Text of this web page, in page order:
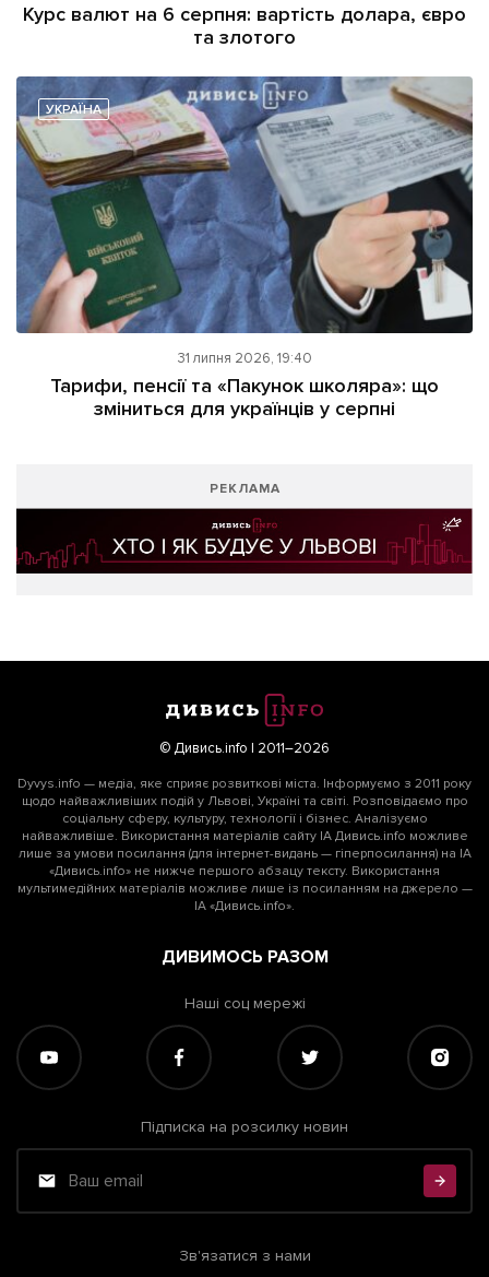
Курс валют на 6 серпня: вартість долара, євро
та злотого
УКРАЇНА
31 липня 2026, 19:40
Тарифи, пенсії та «Пакунок школяра»: що
зміниться для українців у серпні
РЕКЛАМА
© Дивись.info | 2011–2026
Dyvys.info — медіа, яке сприяє розвиткові міста. Інформуємо з 2011 року
щодо найважливіших подій у Львові, Україні та світі. Розповідаємо про
соціальну сферу, культуру, технології і бізнес. Аналізуємо
найважливіше. Використання матеріалів сайту ІА Дивись.info можливе
лише за умови посилання (для інтернет-видань — гіперпосилання) на ІА
«Дивись.info» не нижче першого абзацу тексту. Використання
мультимедійних матеріалів можливе лише із посиланням на джерело —
ІА «Дивись.info».
ДИВИМОСЬ РАЗОМ
Наші соц мережі
Підписка на розсилку новин
Зв'язатися з нами